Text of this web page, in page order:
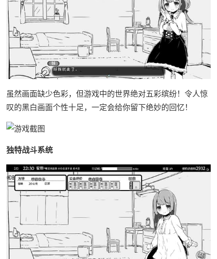
虽然画面缺少色彩，但游戏中的世界绝对五彩缤纷！令人惊
叹的黑白画面个性十足，一定会给你留下绝妙的回忆！
独特战斗系统